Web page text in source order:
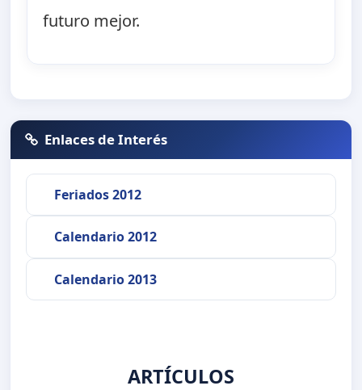
futuro mejor.
Enlaces de Interés
Feriados 2012
Calendario 2012
Calendario 2013
ARTÍCULOS